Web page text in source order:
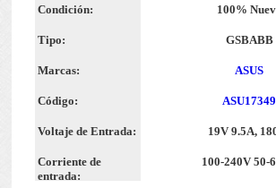
Condición: 100%
Tipo: GSBABB
Marcas: ASUS
Código: ASU17349
Voltaje de Entrada: 19V 9.5A,
Corriente de
entrada:
100-240V 50-